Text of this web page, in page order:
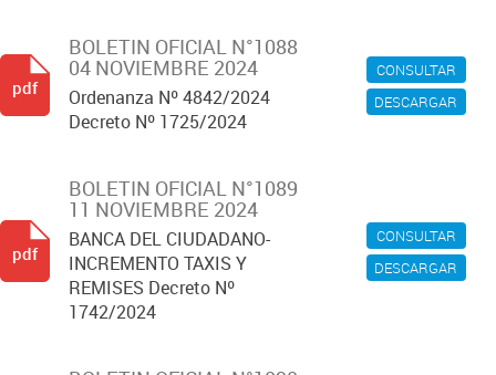
CONSULTAR
DESCARGAR
BOLETIN OFICIAL N°1088
04 NOVIEMBRE 2024
Ordenanza Nº 4842/2024
Decreto Nº 1725/2024
pdf
CONSULTAR
DESCARGAR
BOLETIN OFICIAL N°1089
11 NOVIEMBRE 2024
BANCA DEL CIUDADANO-
INCREMENTO TAXIS Y
REMISES Decreto Nº
1742/2024
pdf